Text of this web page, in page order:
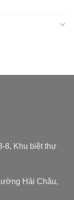
8, Khu biệt thự
Hải Châu,